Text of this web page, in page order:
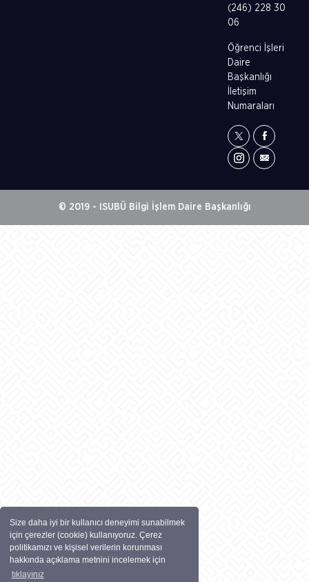
Size daha iyi bir kullanıcı deneyimi sunabilmek
için çerezler (cookie) kullanıyoruz. Çerez
politikamızı ve kişisel verilerin korunması
hakkında açıklama metnini incelemek için
tıklayınız
(246) 228 30
06
Öğrenci İşleri
Daire
Başkanlığı
İletişim
Numaraları
© 2019 - ISUBÜ Bilgi İşlem Daire Başkanlığı